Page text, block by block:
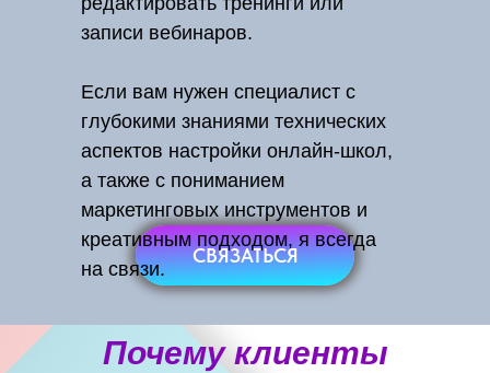
СВЯЗАТЬСЯ
записи вебинаров.
Если вам нужен специалист с
глубокими знаниями технических
аспектов настройки онлайн-школ,
а также с пониманием
маркетинговых инструментов и
креативным подходом, я всегда
на связи.
Почему клиенты